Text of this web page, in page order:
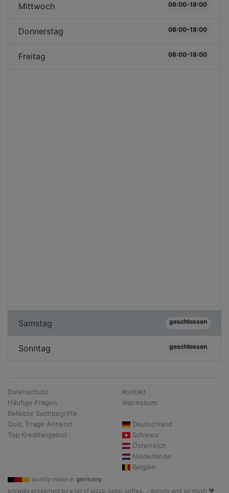
Mittwoch 08:00-18:00
Donnerstag 08:00-18:00
Freitag 08:00-18:00
Samstag geschlossen
Sonntag geschlossen
Datenschutz
Häufige Fragen
Beliebte Suchbegriffe
Quiz, Frage Antwort
Top Kreditangebot
Kontakt
Impressum
Deutschland
Schweiz
Österreich
Niederlande
Belgien
quality made in germany
prowdly presented by a lot of pizza, coke, coffee, .. donuts and so much ♥